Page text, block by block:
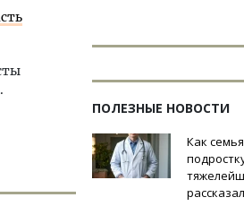
ПОЛЕЗНЫЕ НОВОСТИ
Как